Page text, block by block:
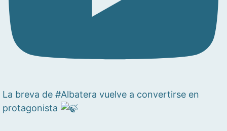
La breva de #Albatera vuelve a convertirse en
protagonista